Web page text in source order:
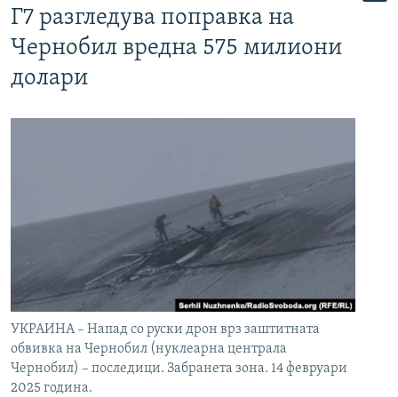
Г7 разгледува поправка на
Чернобил вредна 575 милиони
долари
УКРАИНА – Напад со руски дрон врз заштитната
обвивка на Чернобил (нуклеарна централа
Чернобил) – последици. Забранета зона. 14 февруари
2025 година.